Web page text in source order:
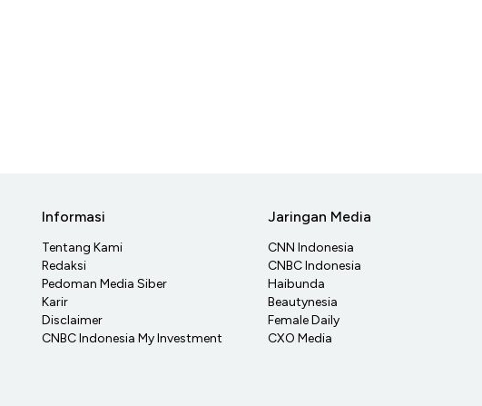
Informasi
Tentang Kami
Redaksi
Pedoman Media Siber
Karir
Disclaimer
CNBC Indonesia My Investment
Jaringan Media
CNN Indonesia
CNBC Indonesia
Haibunda
Beautynesia
Female Daily
CXO Media